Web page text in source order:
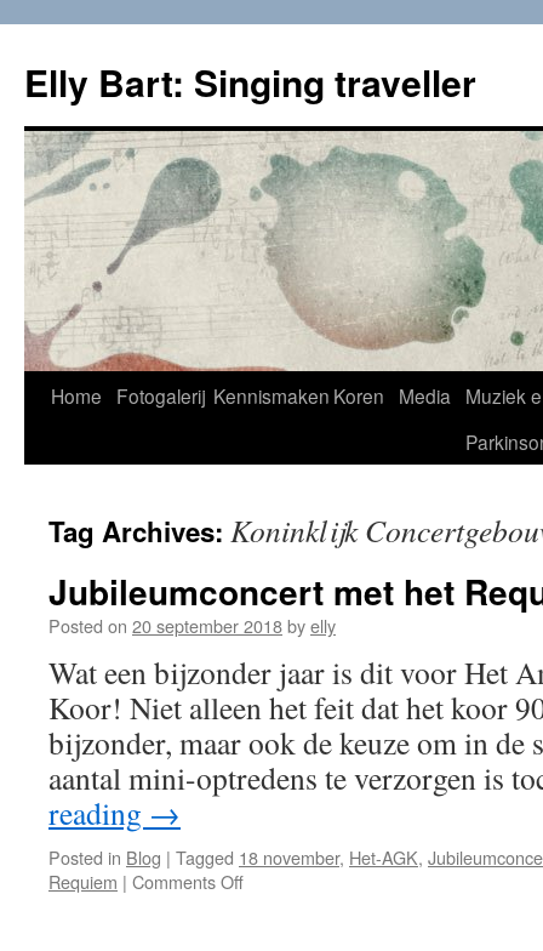
content
Elly Bart: Singing traveller
Home Fotogalerij Kennismaken Koren Media
Muziek
Tag Archives: Koninklijk
Jubileumconcert met het
Posted on 20 september 2018byelly
Wat een bijzonder jaar is dit voor Het
Koor! Niet alleen het feit dat het koor
bijzonder, maar ook de keuze om in de
aantal mini-optredens te verzorgen is
reading →
Posted in Blog | Tagged 18 november, Het-AGK,
Requiem | Comments Offon